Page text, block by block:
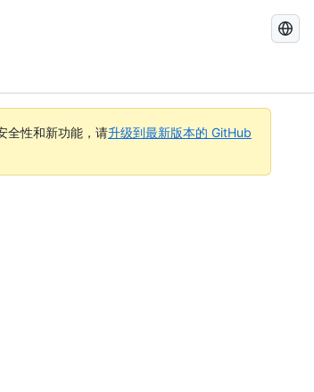
Docs
全性和新功能，请升级到最新版本的 GitHub